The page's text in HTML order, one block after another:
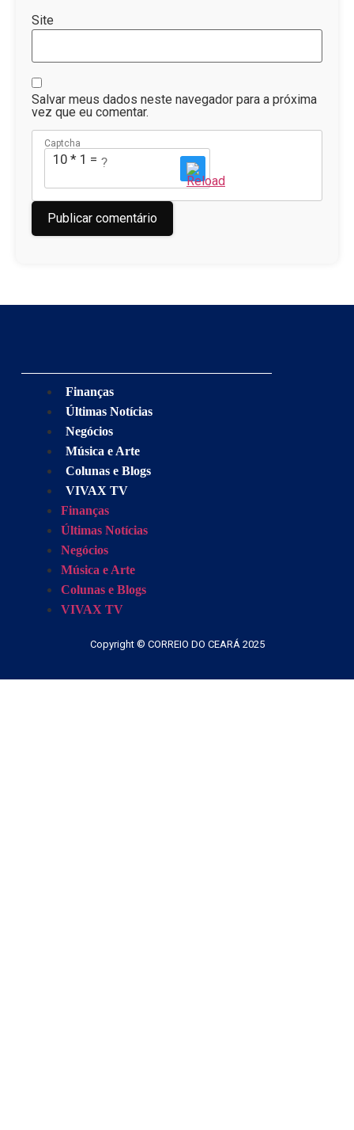
Site
Salvar meus dados neste navegador para a próxima
vez que eu comentar.
Captcha
10 * 1 = ?
Finanças
Últimas Notícias
Negócios
Música e Arte
Colunas e Blogs
VIVAX TV
Finanças
Últimas Notícias
Negócios
Música e Arte
Colunas e Blogs
VIVAX TV
Copyright © CORREIO DO CEARÁ 2025